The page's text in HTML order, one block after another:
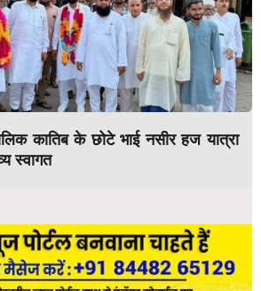
कातिब के छोटे भाई नसीर हज यात्रा
स्वागत